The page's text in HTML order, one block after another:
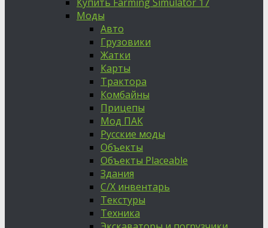
Моды
Авто
Грузовики
Жатки
Карты
Трактора
Комбайны
Прицепы
Мод ПАК
Русские моды
Объекты
Объекты Placeable
Здания
С/Х инвентарь
Текстуры
Техника